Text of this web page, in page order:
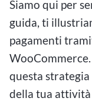
Siamo qui per
guida, ti
pagamenti
questa strategia
della tua